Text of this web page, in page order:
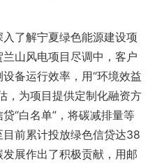
了解宁夏绿色能源建设项
山风电项目尽调中，客户
备运行效率，用“环境效益
，为项目提供定制化融资方
“白名单”，将碳减排量等
前累计投放绿色信贷达38
展作出了积极贡献，用邮